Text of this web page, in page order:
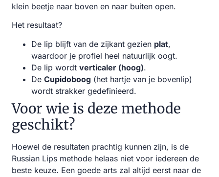
klein beetje naar boven en naar buiten open.
Het resultaat?
De lip blijft van de zijkant gezien plat,
waardoor je profiel heel natuurlijk oogt.
De lip wordt verticaler (hoog).
De Cupidoboog (het hartje van je bovenlip)
wordt strakker gedefinieerd.
Voor wie is deze methode
geschikt?
Hoewel de resultaten prachtig kunnen zijn, is de
Russian Lips methode helaas niet voor iedereen de
beste keuze. Een goede arts zal altijd eerst naar de